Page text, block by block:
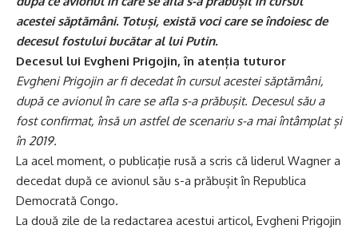
acestei săptămâni. Totuși, există voci care se îndoiesc de
decesul fostului bucătar al lui Putin.
Decesul lui Evgheni Prigojin, în atenția tuturor
Evgheni Prigojin ar fi decedat în cursul acestei săptămâni,
după ce avionul în care se afla s-a prăbușit. Decesul său a
fost confirmat, însă un astfel de scenariu s-a mai întâmplat și
în 2019.
La acel moment, o publicație rusă a scris că liderul Wagner a
decedat după ce avionul său s-a prăbușit în Republica
Democrată Congo.
La două zile de la redactarea acestui articol, Evgheni Prigojin